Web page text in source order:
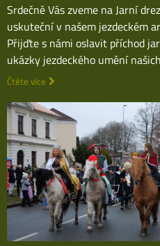
Srdečně Vás zveme na Jarní
uskuteční v našem jezdeckém
Přijďte s námi oslavit příchod
ukázky jezdeckého umění
Čtěte více